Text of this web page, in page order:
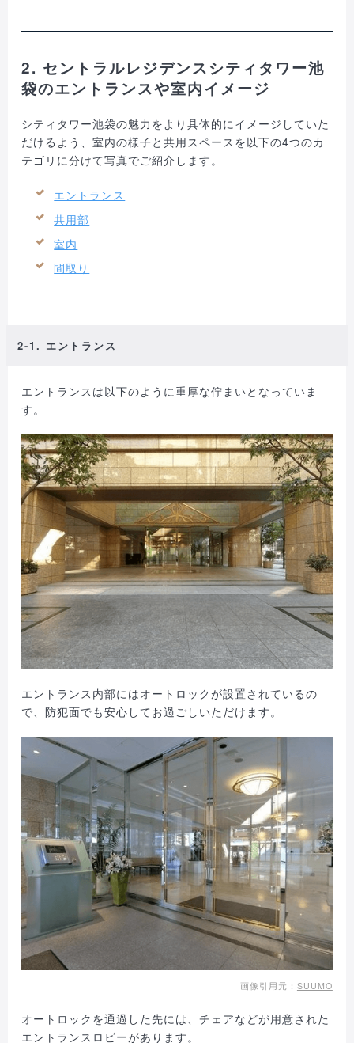
2. セントラルレジデンスシティタワー池
袋のエントランスや室内イメージ
シティタワー池袋の魅力をより具体的にイメージしていた
だけるよう、室内の様子と共用スペースを以下の4つのカ
テゴリに分けて写真でご紹介します。
エントランス
共用部
室内
間取り
2-1. エントランス
エントランスは以下のように重厚な佇まいとなっていま
す。
エントランス内部にはオートロックが設置されているの
で、防犯面でも安心してお過ごしいただけます。
画像引用元： SUUMO
オートロックを通過した先には、チェアなどが用意された
エントランスロビーがあります。